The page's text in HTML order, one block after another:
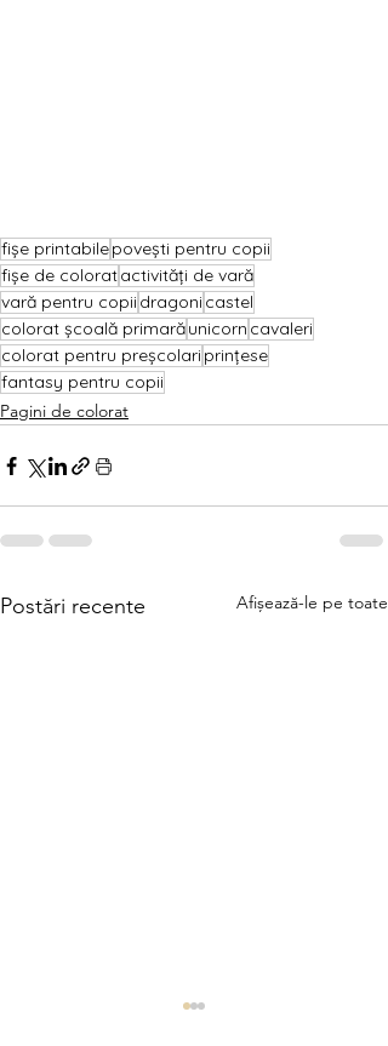
fișe printabilepovești pentru copii
fișe de coloratactivități de vară
vară pentru copii dragoni castel
colorat școală primarăunicorn cavaleri
colorat pentru preșcolari prințese
fantasy pentru copii
Pagini de colorat
Postări recente Afișează-le pe toate